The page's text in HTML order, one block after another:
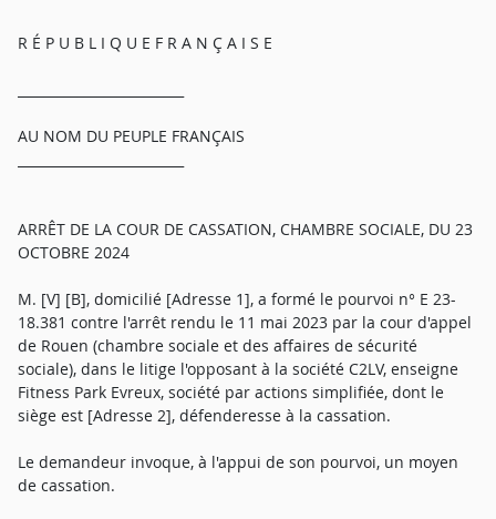
R É P U B L I Q U E F R A N Ç A I S E
AU NOM DU PEUPLE FRANÇAIS
ARRÊT DE LA COUR DE CASSATION, CHAMBRE SOCIALE, DU 23
OCTOBRE 2024
M. [V] [B], domicilié [Adresse 1], a formé le pourvoi n° E 23-
18.381 contre l'arrêt rendu le 11 mai 2023 par la cour d'appel
de Rouen (chambre sociale et des affaires de sécurité
sociale), dans le litige l'opposant à la société C2LV, enseigne
Fitness Park Evreux, société par actions simplifiée, dont le
siège est [Adresse 2], défenderesse à la cassation.
Le demandeur invoque, à l'appui de son pourvoi, un moyen
de cassation.